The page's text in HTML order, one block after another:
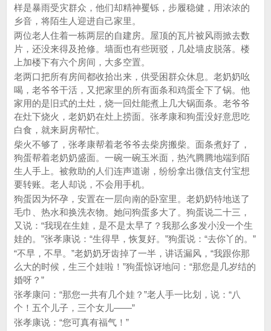
样是暴雨受灾群众，他们却精神矍铄，步履稳健，用浓浓的
乡音，将陌生人迎进自己家里。
两位老人住着一栋两层的自建房。屋顶的瓦片被风雨掀去数
片，还没来得及抢修。墙面也有些斑驳，几处墙皮脱落。楼
上加楼下有六个房间，大多空置。
老两口把所有房间都收拾出来，供受困群众休息。老奶奶吆
喝，老爷爷干活，又把家里的所有面条和鸡蛋全下了锅。他
家用的是旧式的土灶，烧一回灶能煮上几大锅面条。老爷爷
在灶下烧火，老奶奶在灶上捞面。张孝康和狗蛋没好意思吃
白食，就来厨房帮忙。
柴火不够了，张孝康帮着老爷爷去柴房搬柴。面条煮好了，
狗蛋帮着老奶奶盛面。一碗一碗玉米面，热汽腾腾地端到陌
生人手上。被救助的人们连声道谢，纷纷拿出微信支付宝想
要转账。老人却说，不会用手机。
狗蛋因为怀孕，安置在一层向南的卧室里。老奶奶特地送了
毛巾、热水和换洗衣物。她问狗蛋多大了。狗蛋说二十三，
又说：“我现在生娃，是不是太早了？我那么多发小没一个生
娃的。”张孝康说：“生得早，恢复好。”狗蛋说：“去你丫的。”
“不早，不早。”老奶奶牙齿掉了一半，讲话漏风，“我跟你那
么大的时候，生三个娃啦！”狗蛋惊讶地问：“那您是几岁结的
婚呀？”
张孝康问：“那您一共有几个娃？”老人手一比划，说：“八
个！五个儿子，三个女儿——”
张孝康说：“您可真有福气！”